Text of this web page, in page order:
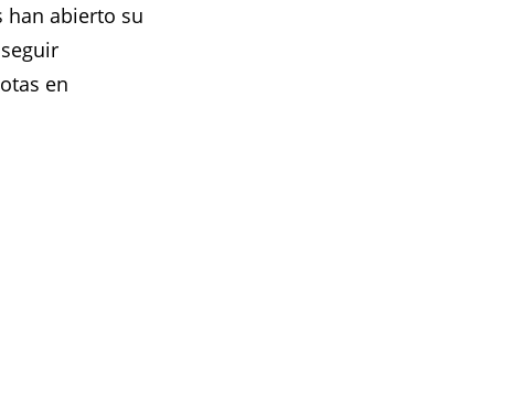
han abierto su
en